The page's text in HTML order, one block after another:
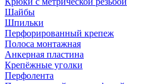
Шайбы
Шпильки
Перфорированный крепеж
Полоса монтажная
Анкерная пластина
Крепёжные уголки
Перфолента